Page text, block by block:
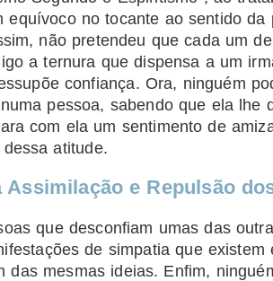
equívoco no tocante ao sentido da
não pretendeu que cada um
a ternura que dispensa a um
confiança. Ora, ninguém
pessoa, sabendo que ela lhe
com ela um sentimento de
atitude.
Assimilação e Repulsão
que desconfiam umas das
de simpatia que existem
das mesmas ideias. Enfim,